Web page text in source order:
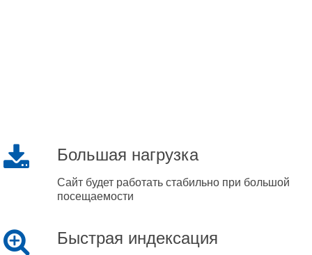
Большая нагрузка
Сайт будет работать стабильно при большой
посещаемости
Быстрая индексация